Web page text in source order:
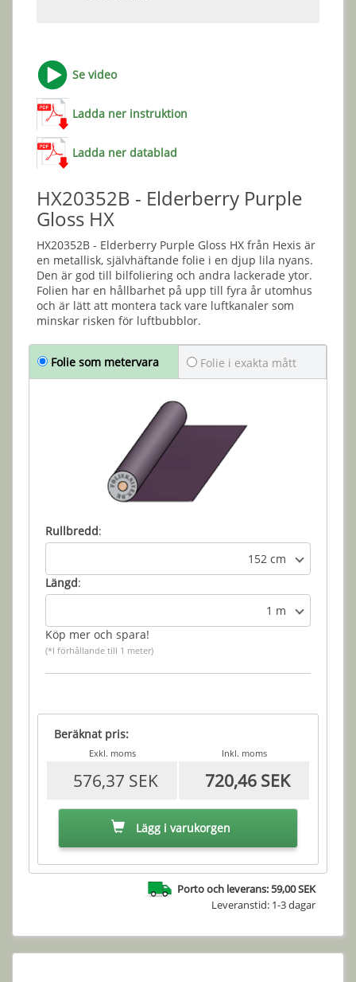
Se video
Ladda ner instruktion
Ladda ner datablad
HX20352B - Elderberry Purple
Gloss HX
HX20352B - Elderberry Purple Gloss HX från Hexis är
en metallisk, självhäftande folie i en djup lila nyans.
Den är god till bilfoliering och andra lackerade ytor.
Folien har en hållbarhet på upp till fyra år utomhus
och är lätt att montera tack vare luftkanaler som
minskar risken för luftbubblor.
Folie som metervara Folie i exakta mått
Rullbredd:
152 cm
Längd:
1 m
Köp mer och spara!
(*I förhållande till 1 meter)
Beräknat pris:
Exkl. moms Inkl. moms
576,37 SEK 720,46 SEK
Lägg i varukorgen
Porto och leverans: 59,00 SEK
Leveranstid: 1-3 dagar